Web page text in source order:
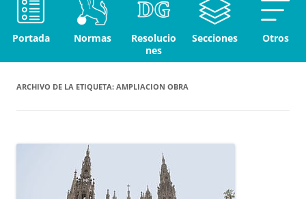
Portada Normas
Resolucio
nes
Secciones Otros
ARCHIVO DE LA ETIQUETA: AMPLIACION OBRA